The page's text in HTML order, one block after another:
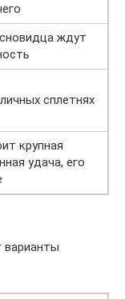
ждут
сплетнях
крупная
удача, его
варианты